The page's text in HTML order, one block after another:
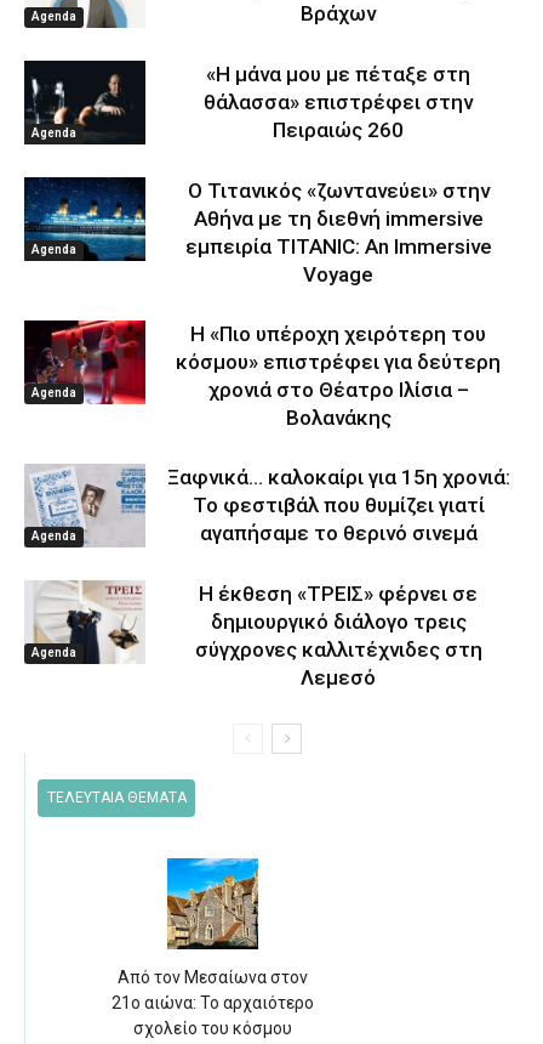
Agenda
Βράχων
Agenda
«Η μάνα μου με πέταξε στη
θάλασσα» επιστρέφει στην
Πειραιώς 260
Agenda
Ο Τιτανικός «ζωντανεύει» στην
Αθήνα με τη διεθνή immersive
εμπειρία TITANIC: An Immersive
Voyage
Agenda
Η «Πιο υπέροχη χειρότερη του
κόσμου» επιστρέφει για δεύτερη
χρονιά στο Θέατρο Ιλίσια –
Βολανάκης
Agenda
Ξαφνικά… καλοκαίρι για 15η χρονιά:
Το φεστιβάλ που θυμίζει γιατί
αγαπήσαμε το θερινό σινεμά
Agenda
Η έκθεση «ΤΡΕΙΣ» φέρνει σε
δημιουργικό διάλογο τρεις
σύγχρονες καλλιτέχνιδες στη
Λεμεσό
ΤΕΛΕΥΤΑΙΑ ΘΕΜΑΤΑ
Από τον Μεσαίωνα στον
21ο αιώνα: Το αρχαιότερο
σχολείο του κόσμου